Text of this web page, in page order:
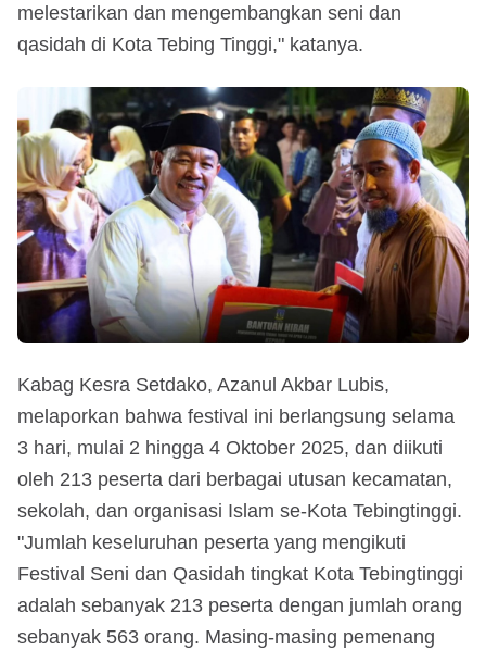
melestarikan dan mengembangkan seni dan
qasidah di Kota Tebing Tinggi," katanya.
Kabag Kesra Setdako, Azanul Akbar Lubis,
melaporkan bahwa festival ini berlangsung selama
3 hari, mulai 2 hingga 4 Oktober 2025, dan diikuti
oleh 213 peserta dari berbagai utusan kecamatan,
sekolah, dan organisasi Islam se-Kota Tebingtinggi.
"Jumlah keseluruhan peserta yang mengikuti
Festival Seni dan Qasidah tingkat Kota Tebingtinggi
adalah sebanyak 213 peserta dengan jumlah orang
sebanyak 563 orang. Masing-masing pemenang